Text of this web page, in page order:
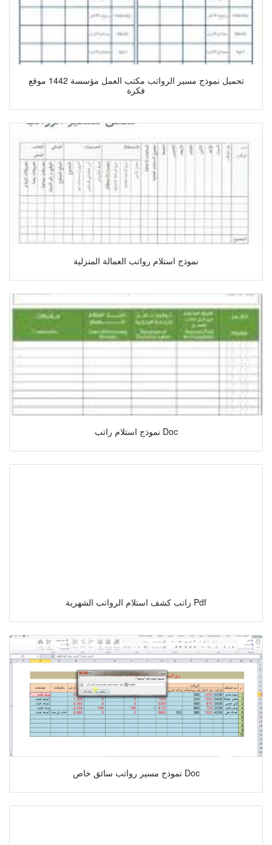
تحميل نموذج مسير الرواتب مكتب العمل مؤسسة 1442 موقع
فكرة
نموذج استلام رواتب العمالة المنزلية
نموذج استلام راتب Doc
راتب كشف استلام الرواتب الشهرية Pdf
نموذج مسير رواتب سائق خاص Doc